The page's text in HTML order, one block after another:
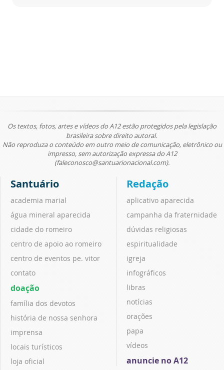
Os textos, fotos, artes e vídeos do A12 estão protegidos pela legislação
brasileira sobre direito autoral.
Não reproduza o conteúdo em outro meio de comunicação, eletrônico ou
impresso, sem autorização expressa do A12
(faleconosco@santuarionacional.com).
Santuário
academia marial
água mineral aparecida
cidade do romeiro
centro de apoio ao romeiro
centro de eventos pe. vitor
contato
doação
família dos devotos
história de nossa senhora
imprensa
locais turísticos
loja oficial
Redação
aplicativo aparecida
campanha da fraternidade
dúvidas religiosas
espiritualidade
igreja
infográficos
libras
notícias
orações
papa
vídeos
anuncie no A12